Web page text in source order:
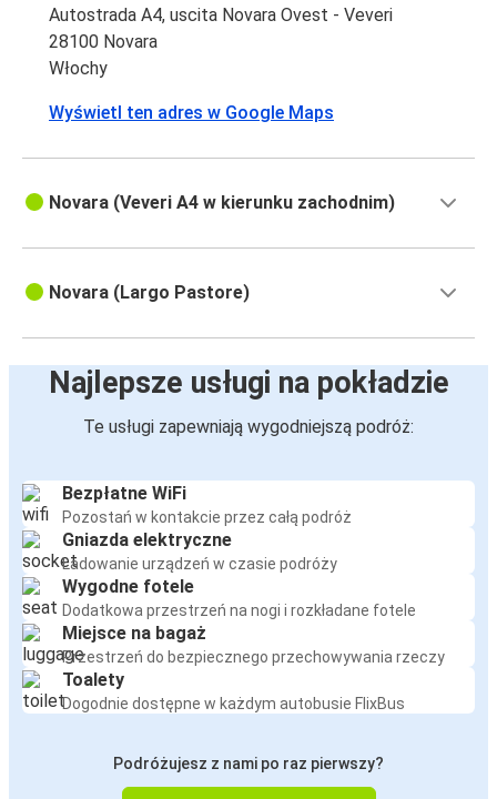
Autostrada A4, uscita Novara Ovest - Veveri
28100 Novara
Włochy
Wyświetl ten adres w Google Maps
Novara (Veveri A4 w kierunku zachodnim)
Novara (Largo Pastore)
Najlepsze usługi na pokładzie
Te usługi zapewniają wygodniejszą podróż:
Bezpłatne WiFi
Pozostań w kontakcie przez całą podróż
Gniazda elektryczne
Ładowanie urządzeń w czasie podróży
Wygodne fotele
Dodatkowa przestrzeń na nogi i rozkładane fotele
Miejsce na bagaż
Przestrzeń do bezpiecznego przechowywania rzeczy
Toalety
Dogodnie dostępne w każdym autobusie FlixBus
Podróżujesz z nami po raz pierwszy?